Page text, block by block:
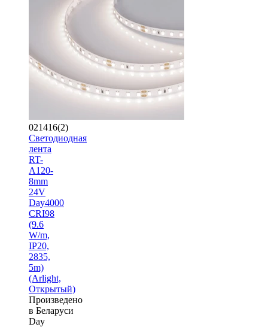
021416(2)
Светодиодная
лента
RT-
A120-
8mm
24V
Day4000
CRI98
(9.6
W/m,
IP20,
2835,
5m)
(Arlight,
Открытый)
Произведено
в Беларуси
Day